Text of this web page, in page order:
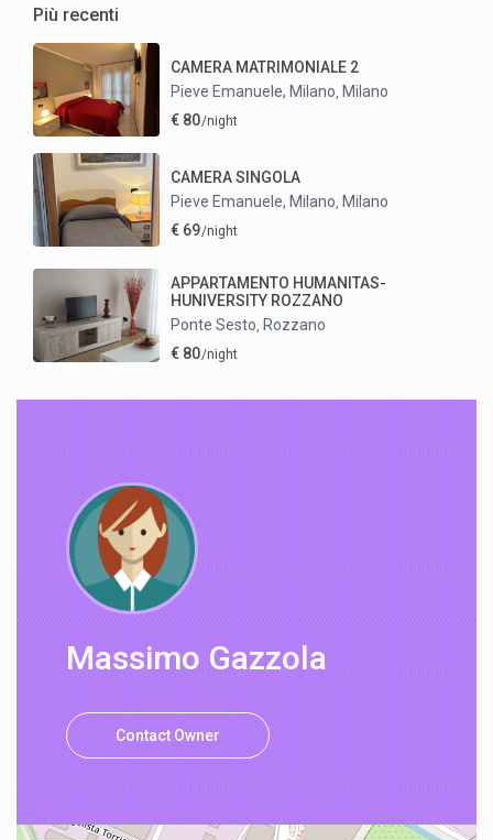
Più recenti
CAMERA MATRIMONIALE 2
Pieve Emanuele, Milano Milano
€ 80/night
CAMERA SINGOLA
Pieve Emanuele, Milano Milano
€ 69/night
APPARTAMENTO HUMANITAS-
HUNIVERSITY ROZZANO
Ponte Sesto, Rozzano
€ 80/night
Massimo Gazzola
Contact Owner